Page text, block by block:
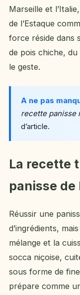
Marseille et
de l’Estaque
force réside dans
de pois chiche,
le geste.
A ne pas
recette panisse
d’article.
La recette
panisse
Réussir une
d’ingrédients,
mélange et la
socca niçoise,
sous forme de
prépare comme